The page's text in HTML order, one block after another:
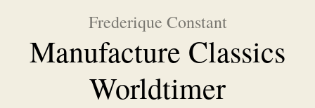
Frederique Constant
Manufacture Classics
Worldtimer